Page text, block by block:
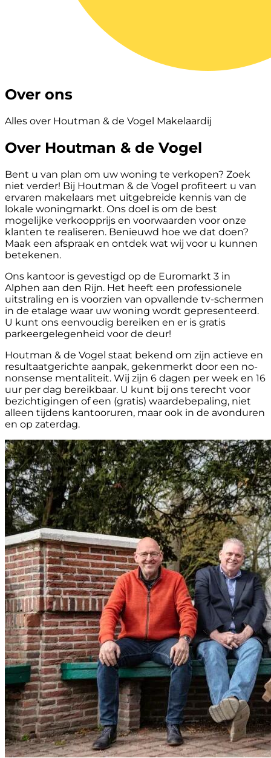
Over ons
Alles over Houtman & de Vogel Makelaardij
Over Houtman & de Vogel
Bent u van plan om uw woning te verkopen? Zoek
niet verder! Bij Houtman & de Vogel profiteert u van
ervaren makelaars met uitgebreide kennis van de
lokale woningmarkt. Ons doel is om de best
mogelijke verkoopprijs en voorwaarden voor onze
klanten te realiseren. Benieuwd hoe we dat doen?
Maak een afspraak en ontdek wat wij voor u kunnen
betekenen.
Ons kantoor is gevestigd op de Euromarkt 3 in
Alphen aan den Rijn. Het heeft een professionele
uitstraling en is voorzien van opvallende tv-schermen
in de etalage waar uw woning wordt gepresenteerd.
U kunt ons eenvoudig bereiken en er is gratis
parkeergelegenheid voor de deur!
Houtman & de Vogel staat bekend om zijn actieve en
resultaatgerichte aanpak, gekenmerkt door een no-
nonsense mentaliteit. Wij zijn 6 dagen per week en 16
uur per dag bereikbaar. U kunt bij ons terecht voor
bezichtigingen of een (gratis) waardebepaling, niet
alleen tijdens kantooruren, maar ook in de avonduren
en op zaterdag.